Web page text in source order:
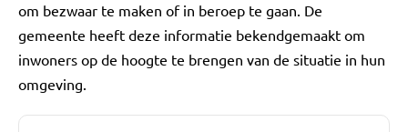
om bezwaar te maken of in beroep te gaan. De
gemeente heeft deze informatie bekendgemaakt om
inwoners op de hoogte te brengen van de situatie in hun
omgeving.